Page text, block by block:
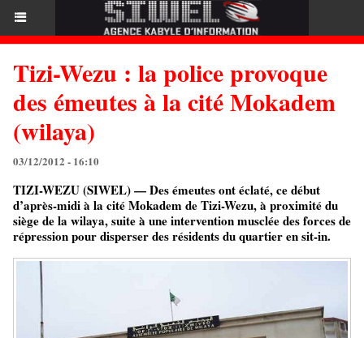
Tizi-Wezu : la police provoque
des émeutes à la cité Mokadem
(wilaya)
03/12/2012 - 16:10
TIZI-WEZU (SIWEL) — Des émeutes ont éclaté, ce début
d’après-midi à la cité Mokadem de Tizi-Wezu, à proximité du
siège de la wilaya, suite à une intervention musclée des forces de
répression pour disperser des résidents du quartier en sit-in.